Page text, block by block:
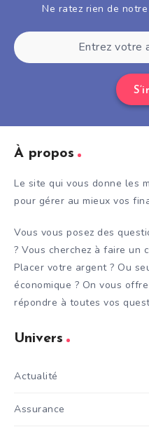
Ne ratez rien de
À propos
Le site qui vous donne les
pour gérer au mieux vos
Vous vous posez des
? Vous cherchez à faire un
Placer votre argent ? Ou
économique ? On vous
répondre à toutes vos
Univers
Actualité
Assurance